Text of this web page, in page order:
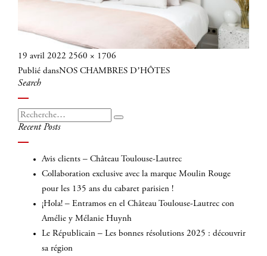
Publié
le
19 avril 2022 Taille
réelle
2560 × 1706
Navigation
de
l’article
Publié dansNOS CHAMBRES D’HÔTES
Search
Recherche
pour
:
Recherche
Recent Posts
Avis clients – Château Toulouse-Lautrec
Collaboration exclusive avec la marque Moulin Rouge
pour les 135 ans du cabaret parisien !
¡Hola! – Entramos en el Château Toulouse-Lautrec con
Amélie y Mélanie Huynh
Le Républicain – Les bonnes résolutions 2025 : découvrir
sa région